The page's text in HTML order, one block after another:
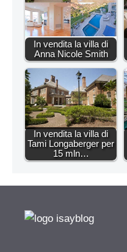
In vendita la villa di
Anna Nicole Smith
In vendita la villa di
Tami Longaberger per
15 mln…